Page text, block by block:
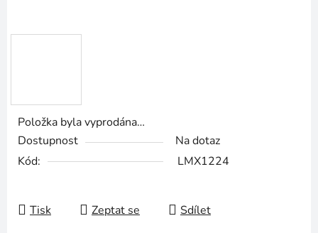
Položka byla vyprodána…
Dostupnost
Na dotaz
Kód:
LMX1224
Tisk Zeptat se Sdílet